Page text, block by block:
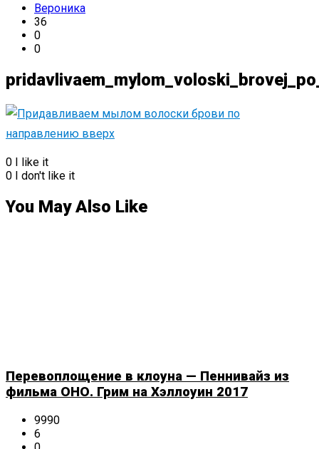
Вероника
36
0
0
0 I like it
0 I don't like it
You May Also Like
Перевоплощение в клоуна — Пеннивайз из
фильма ОНО. Грим на Хэллоуин 2017
9990
6